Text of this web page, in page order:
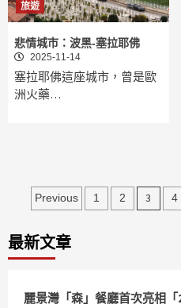
旅遊
悲情城市：波黑-塞拉耶佛
2025-11-14
塞拉耶佛這座城市，曾是歐
洲火藥…
文
分
Previous 1 2 3 4
最新文章
麗景灣「森」餐廳首次亮相「